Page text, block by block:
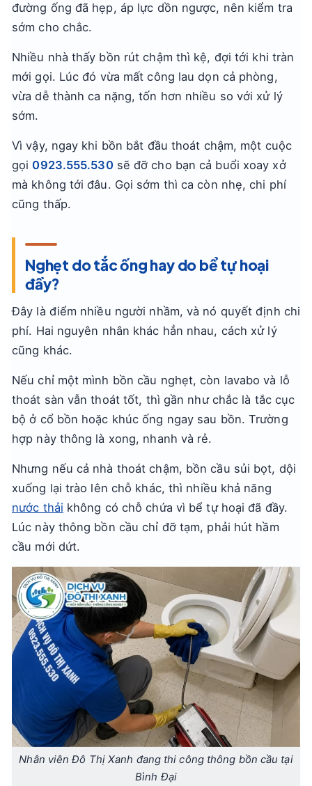
đường ống đã hẹp, áp lực dồn ngược, nên kiểm tra
sớm cho chắc.
Nhiều nhà thấy bồn rút chậm thì kệ, đợi tới khi tràn
mới gọi. Lúc đó vừa mất công lau dọn cả phòng,
vừa dễ thành ca nặng, tốn hơn nhiều so với xử lý
sớm.
Vì vậy, ngay khi bồn bắt đầu thoát chậm, một cuộc
gọi 0923.555.530 sẽ đỡ cho bạn cả buổi xoay xở
mà không tới đâu. Gọi sớm thì ca còn nhẹ, chi phí
cũng thấp.
Nghẹt do tắc ống hay do bể tự hoại
đầy?
Đây là điểm nhiều người nhầm, và nó quyết định chi
phí. Hai nguyên nhân khác hẳn nhau, cách xử lý
cũng khác.
Nếu chỉ một mình bồn cầu nghẹt, còn lavabo và lỗ
thoát sàn vẫn thoát tốt, thì gần như chắc là tắc cục
bộ ở cổ bồn hoặc khúc ống ngay sau bồn. Trường
hợp này thông là xong, nhanh và rẻ.
Nhưng nếu cả nhà thoát chậm, bồn cầu sủi bọt, dội
xuống lại trào lên chỗ khác, thì nhiều khả năng
nước thải không có chỗ chứa vì bể tự hoại đã đầy.
Lúc này thông bồn cầu chỉ đỡ tạm, phải hút hầm
cầu mới dứt.
Nhân viên Đô Thị Xanh đang thi công thông bồn cầu tại
Bình Đại